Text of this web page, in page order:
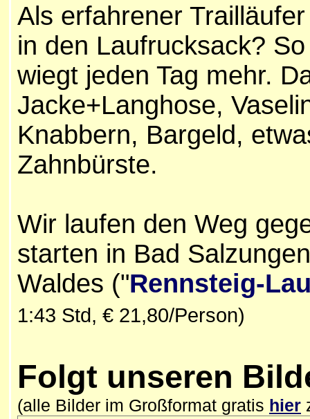
Als erfahrener
in den Laufrucksack?
wiegt jeden Tag mehr.
Jacke+Langhose,
Knabbern, Bargeld,
Zahnbürste.
Wir laufen den Weg
starten in Bad
Waldes ("Rennsteig-
1:43 Std, € 21,80/Person)
Folgt unseren
(alle Bilder im Großformat gratis hier